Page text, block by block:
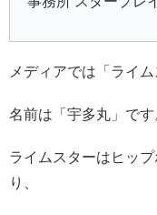
メディアでは「ライ
名前は「宇多丸」です
ライムスターはヒッ
り、